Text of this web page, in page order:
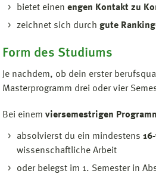
bietet einen engen Kontakt zu
zeichnet sich durch gute
Form des Studiums
Je nachdem, ob dein erster
Masterprogramm drei oder vier
Bei einem viersemestrigen
absolvierst du ein mindestens
wissenschaftliche Arbeit
oder belegst im 1. Semester in